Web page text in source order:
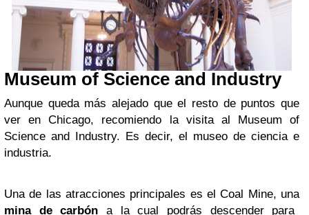
Museum of Science and Industry
Aunque queda más alejado que el resto de puntos que
ver en Chicago, recomiendo la visita al Museum of
Science and Industry. Es decir, el museo de ciencia e
industria.
Una de las atracciones principales es el Coal Mine, una
mina de carbón a la cual podrás descender para